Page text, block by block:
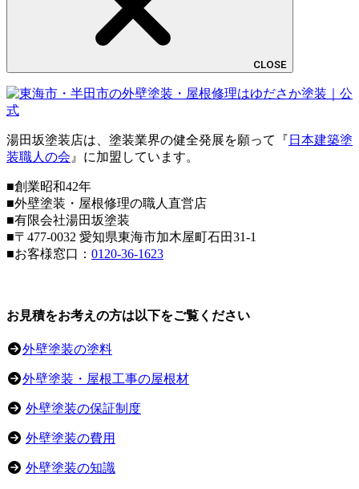
CLOSE
湯田坂塗装店は、塗装業界の健全発展を願って『 日本建築塗
装職人の会』に加盟しています。
■創業昭和42年
■外壁塗装・屋根修理の職人直営店
■有限会社湯田坂塗装
■〒 477-0032 愛知県東海市加木屋町石田31-1
■お客様窓口： 0120-36-1623
お見積をお考えの方は以下をご覧ください
外壁塗装の塗料
外壁塗装・屋根工事の屋根材
外壁塗装の保証制度
外壁塗装の費用
外壁塗装の知識